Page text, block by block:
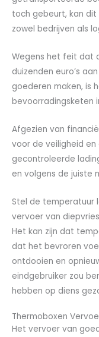
toch gebeurt, kan
zowel bedrijven als
Wegens het feit dat
duizenden euro’s
goederen maken, is
bevoorradingsketen
Afgezien van
voor de veiligheid
gecontroleerde
en volgens de juiste
Stel de temperatuur
vervoer van
Het kan zijn dat
dat het bevroren
ontdooien en
eindgebruiker zou
hebben op diens
Thermoboxen
Het vervoer van